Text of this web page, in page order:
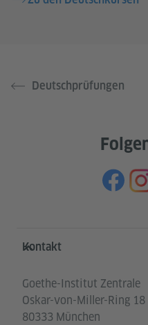
Deutschprüfungen
Service- und
Kontakt
Goethe-Institut Zentrale
Oskar-von-Miller-Ring 18
80333 München